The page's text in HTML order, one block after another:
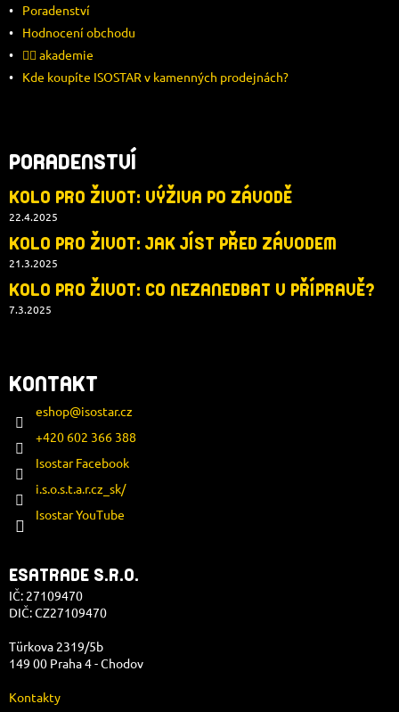
Poradenství
Hodnocení obchodu
🚴‍♂️ akademie
Kde koupíte ISOSTAR v kamenných prodejnách?
PORADENSTVÍ
KOLO PRO ŽIVOT: VÝŽIVA PO ZÁVODĚ
22.4.2025
KOLO PRO ŽIVOT: JAK JÍST PŘED ZÁVODEM
21.3.2025
KOLO PRO ŽIVOT: CO NEZANEDBAT V PŘÍPRAVĚ?
7.3.2025
KONTAKT
eshop@isostar.cz
+420 602 366 388
Isostar Facebook
i.s.o.s.t.a.r.cz_sk/
Isostar YouTube
ESATRADE S.R.O.
IČ: 27109470
DIČ: CZ27109470
Türkova 2319/5b
149 00 Praha 4 - Chodov
Kontakty